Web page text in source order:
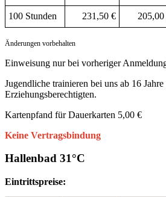
100 Stunden 231,50 € 205,00
Änderungen vorbehalten
Einweisung nur bei vorheriger
Jugendliche trainieren bei uns ab 16
Erziehungsberechtigten.
Kartenpfand für Dauerkarten 5,00 €
Keine Vertragsbindung
Hallenbad 31°C
Eintrittspreise: